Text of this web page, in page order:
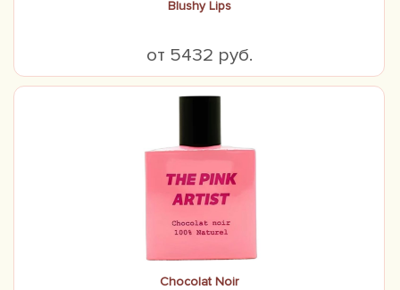
Blushy Lips
от 5432 руб.
Chocolat Noir